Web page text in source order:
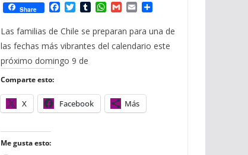
Share
c
b
o
T
i
t
e
T
m
b
l
W
a
s
G
a
l
E
a
l
m
a
Las familias de Chile se preparan para una de
las fechas más vibrantes del calendario este
próximo domingo 9 de
Comparte esto:
X Facebook Más
Me gusta esto: